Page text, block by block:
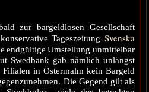
zur bargeldlosen Gesellschaft
Tageszeitung Svenska
endgültige Umstellung unmittelbar
Swedbank gab nämlich unlängst
in Östermalm kein Bargeld
Die Gegend gilt als